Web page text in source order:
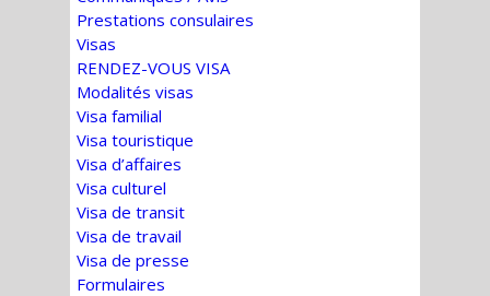
Prestations consulaires
Visas
RENDEZ-VOUS VISA
Modalités visas
Visa familial
Visa touristique
Visa d’affaires
Visa culturel
Visa de transit
Visa de travail
Visa de presse
Formulaires